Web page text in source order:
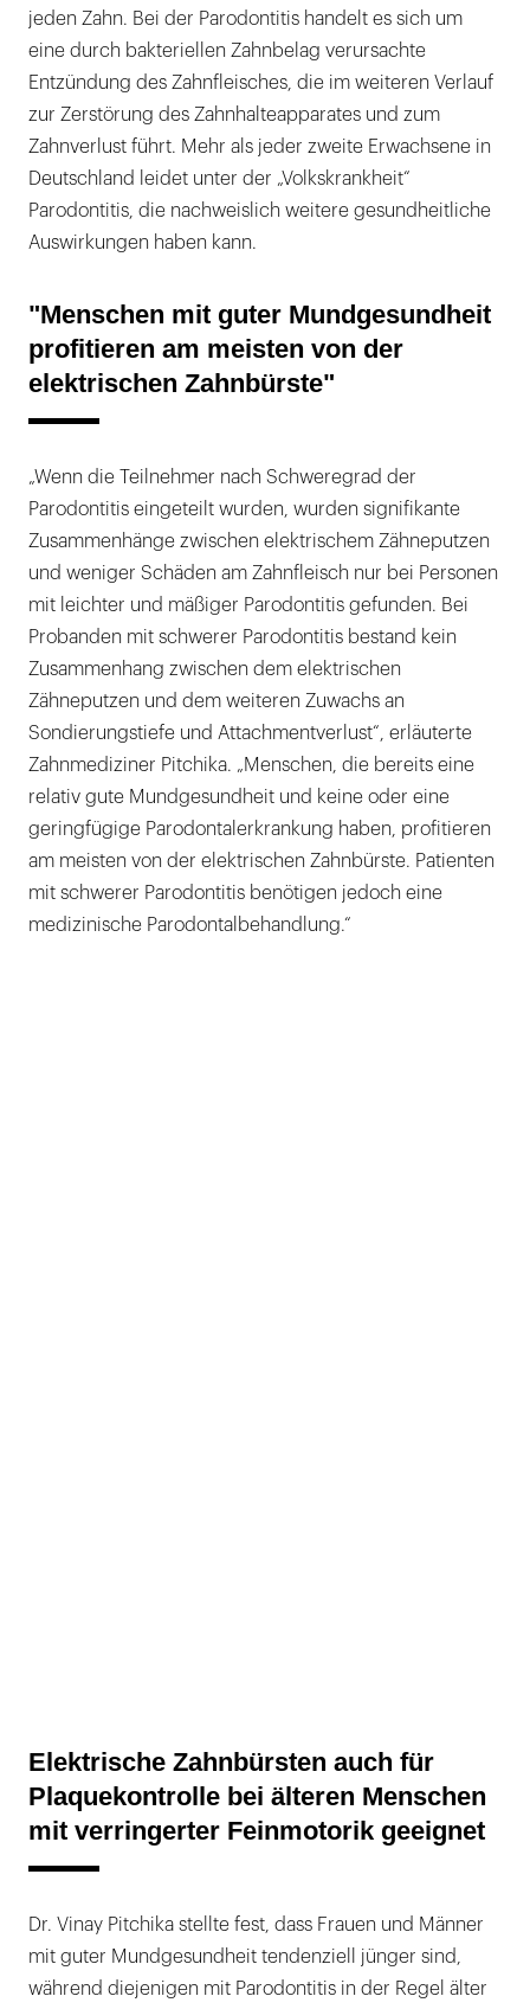
jeden Zahn. Bei der Parodontitis handelt es sich um
eine durch bakteriellen Zahnbelag verursachte
Entzündung des Zahnfleisches, die im weiteren Verlauf
zur Zerstörung des Zahnhalteapparates und zum
Zahnverlust führt. Mehr als jeder zweite Erwachsene in
Deutschland leidet unter der „Volkskrankheit“
Parodontitis, die nachweislich weitere gesundheitliche
Auswirkungen haben kann.
"Menschen mit guter Mundgesundheit
profitieren am meisten von der
elektrischen Zahnbürste"
„Wenn die Teilnehmer nach Schweregrad der
Parodontitis eingeteilt wurden, wurden signifikante
Zusammenhänge zwischen elektrischem Zähneputzen
und weniger Schäden am Zahnfleisch nur bei Personen
mit leichter und mäßiger Parodontitis gefunden. Bei
Probanden mit schwerer Parodontitis bestand kein
Zusammenhang zwischen dem elektrischen
Zähneputzen und dem weiteren Zuwachs an
Sondierungstiefe und Attachmentverlust“, erläuterte
Zahnmediziner Pitchika. „Menschen, die bereits eine
relativ gute Mundgesundheit und keine oder eine
geringfügige Parodontalerkrankung haben, profitieren
am meisten von der elektrischen Zahnbürste. Patienten
mit schwerer Parodontitis benötigen jedoch eine
medizinische Parodontalbehandlung.“
Elektrische Zahnbürsten auch für
Plaquekontrolle bei älteren Menschen
mit verringerter Feinmotorik geeignet
Dr. Vinay Pitchika stellte fest, dass Frauen und Männer
mit guter Mundgesundheit tendenziell jünger sind,
während diejenigen mit Parodontitis in der Regel älter